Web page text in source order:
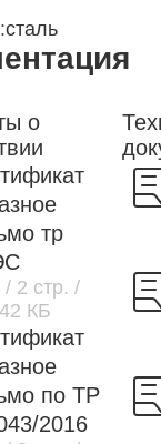
сталь
о
тр
/ 2 стр. /
КБ
по ТР
2016